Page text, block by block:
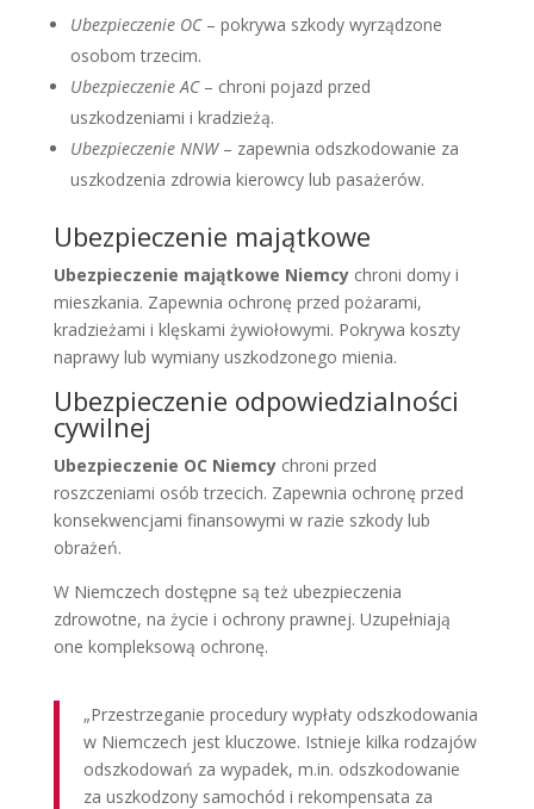
Ubezpieczenie OC– pokrywa szkody wyrządzone
osobom trzecim.
Ubezpieczenie AC– chroni pojazd przed
uszkodzeniami i kradzieżą.
Ubezpieczenie NNW– zapewnia odszkodowanie za
uszkodzenia zdrowia kierowcy lub pasażerów.
Ubezpieczenie majątkowe
Ubezpieczenie majątkowe Niemcychroni domy i
mieszkania. Zapewnia ochronę przed pożarami,
kradzieżami i klęskami żywiołowymi. Pokrywa koszty
naprawy lub wymiany uszkodzonego mienia.
Ubezpieczenie odpowiedzialności
cywilnej
Ubezpieczenie OC Niemcychroni przed
roszczeniami osób trzecich. Zapewnia ochronę przed
konsekwencjami finansowymi w razie szkody lub
obrażeń.
W Niemczech dostępne są też ubezpieczenia
zdrowotne, na życie i ochrony prawnej. Uzupełniają
one kompleksową ochronę.
„Przestrzeganie procedury wypłaty odszkodowania
w Niemczech jest kluczowe. Istnieje kilka rodzajów
odszkodowań za wypadek, m.in. odszkodowanie
za uszkodzony samochód i rekompensata za